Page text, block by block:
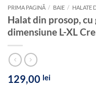
PRIMA PAGINĂ / BAIE / HALATE
Halat din prosop, cu
dimensiune L-XL
129,00 lei